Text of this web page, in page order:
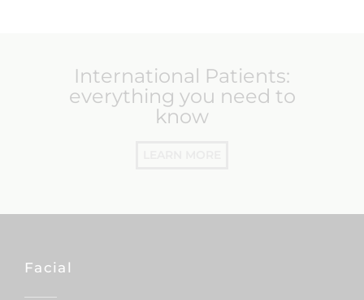
International Patients:
everything you need to
know
Facial